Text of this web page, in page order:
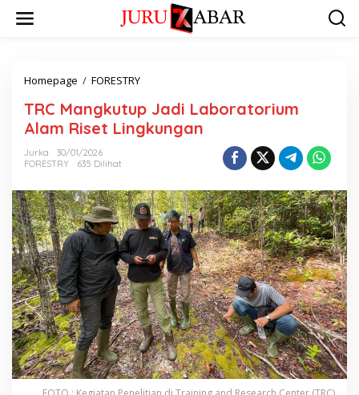
Homepage / FORESTRY
TRC Mangkutup Jadi Laboratorium
Alam Riset Lingkungan
Jurka
30/01/2026
FORESTRY
635 Dilihat